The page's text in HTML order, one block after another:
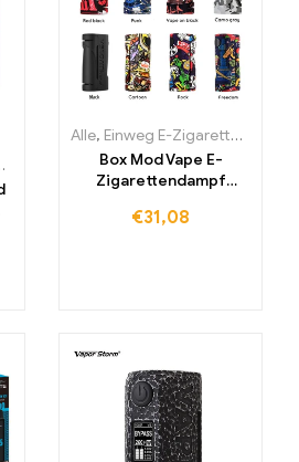
Einweg-E-Zigaretten Litauen
Alle, Einweg E-Zigaretten
Box Mod Vape E-
Zigarettendampf
Electroii
€31,08